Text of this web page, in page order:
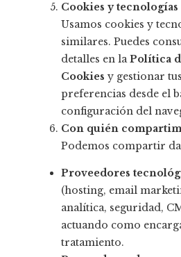
Cookies y
Usamos cookies y
similares. Puedes
detalles en laPolítica
Cookies y gestionar tus
preferencias desde el
configuración del
Con quién
Podemos compartir
Proveedores
(hosting, email
analítica, seguridad,
actuando como
tratamiento.